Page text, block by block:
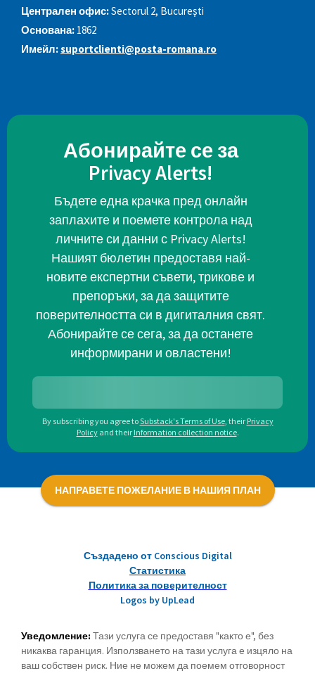
Централен офис:Sectorul 2, Bucureşti
Основана: 1862
Имейл:suportclienti@posta-romana.ro
Абонирайте се за
Privacy Alerts!
Бъдете една крачка пред онлайн
заплахите и поемете контрола над
личните си данни с Privacy Alerts!
Нашият бюлетин предоставя най-
новите експертни съвети, трикове и
препоръки, за да защитите
поверителността си в дигиталния свят.
Абонирайте се сега, за да останете
информирани и овластени!
By subscribing you agree toSubstack's Terms of Use, their Privacy
Policy and their Information collection notice.
НАПРАВЕТЕ ПОЖЕЛАНИЕ В НАШИЯ ПЛАН
Създадено от Conscious Digital
Статистика
Политика за поверителност
Logos by UpLead
Уведомление: Тази услуга се предоставя "както е", без
никаква гаранция. Използването на тази услуга е изцяло на
ваш собствен риск. Ние не можем да поемем отговорност